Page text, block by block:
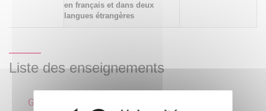
en français et dans deux
langues étrangères
Liste des enseignements
Grammaire 2